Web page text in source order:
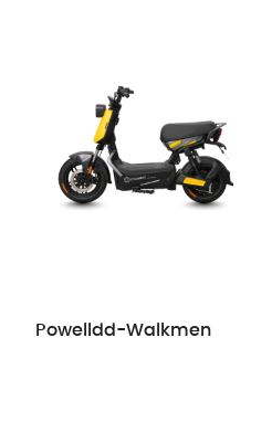
Powelldd-Walkmen